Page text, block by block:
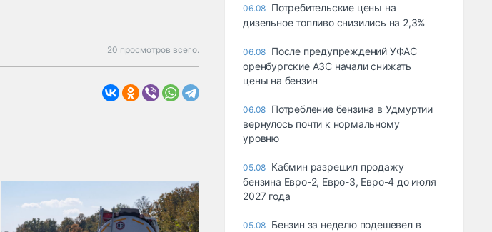
20 просмотров всего.
06.08 Потребительские цены на
дизельное топливо снизились на 2,3%
06.08 После предупреждений УФАС
оренбургские АЗС начали снижать
цены на бензин
06.08 Потребление бензина в Удмуртии
вернулось почти к нормальному
уровню
05.08 Кабмин разрешил продажу
бензина Евро-2, Евро-3, Евро-4 до июля
2027 года
05.08 Бензин за неделю подешевел в